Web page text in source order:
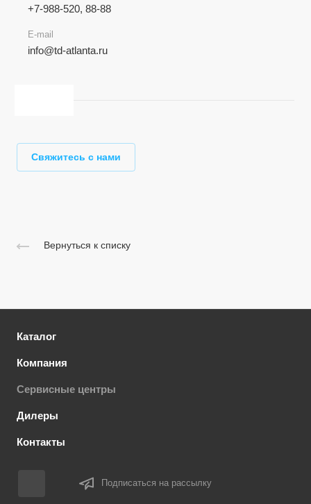
+7-988-520, 88-88
E-mail
info@td-atlanta.ru
Свяжитесь с нами
Вернуться к списку
Каталог
Компания
Сервисные центры
Дилеры
Контакты
Подписаться на рассылку